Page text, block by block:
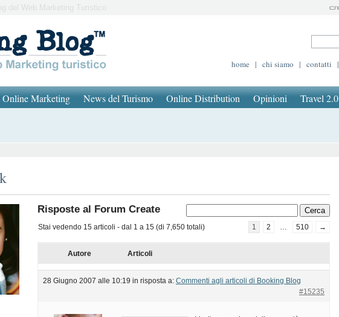
del Web Marketing Turistico
home | chi siamo | contatti |
Marketing News del Turismo Online Distribution Opinioni Travel 2.0
Risposte al Forum Create
Stai vedendo 15 articoli - dal 1 a 15 (di 7,650 totali) 1 2 … 510 →
Autore Articoli
28 Giugno 2007 alle 10:19 in risposta a: Commenti agli articoli di Booking Blog
#15235